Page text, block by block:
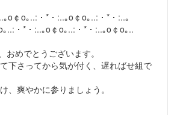
o￠o｡..:・*・:..｡o￠o｡..:・*・:..｡
..:・*・:..｡o￠o｡..:・*・:..｡o￠o｡..
おめでとうございます。
下さってから気が付く、遅ればせ組で
、爽やかに参りましょう。